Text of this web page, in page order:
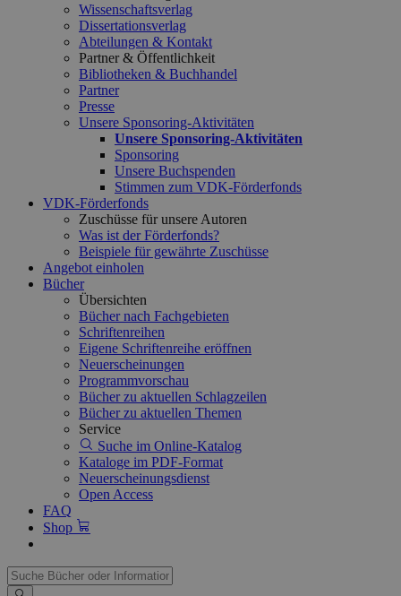
Wissenschaftsverlag
Dissertationsverlag
Abteilungen & Kontakt
Partner & Öffentlichkeit
Bibliotheken & Buchhandel
Partner
Presse
Unsere Sponsoring-Aktivitäten
Unsere Sponsoring-Aktivitäten
Sponsoring
Unsere Buchspenden
Stimmen zum VDK-Förderfonds
VDK-Förderfonds
Zuschüsse für unsere Autoren
Was ist der Förderfonds?
Beispiele für gewährte Zuschüsse
Angebot einholen
Bücher
Übersichten
Bücher nach Fachgebieten
Schriftenreihen
Eigene Schriftenreihe eröffnen
Neuerscheinungen
Programmvorschau
Bücher zu aktuellen Schlagzeilen
Bücher zu aktuellen Themen
Service
Suche im Online-Katalog
Kataloge im PDF-Format
Neuerscheinungsdienst
Open Access
FAQ
Shop